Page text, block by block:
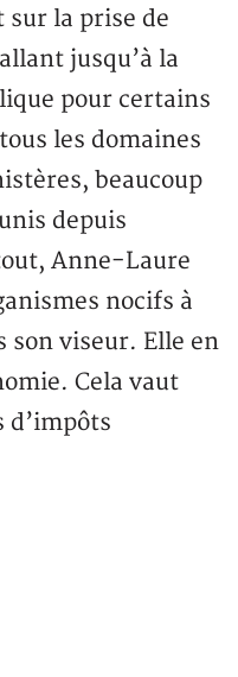
sur la prise de
jusqu’à la
pour certains
les domaines
beaucoup
depuis
Anne-Laure
nocifs à
son viseur. Elle en
Cela vaut